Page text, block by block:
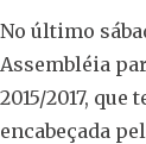
No último
Assembléia
2015/2017,
encabeçada